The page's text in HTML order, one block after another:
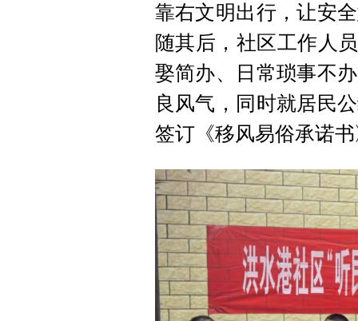
靠右文明出行，让安
随其后，社区工作人
娶简办、日常琐事不
良风气，同时就居民
签订《移风易俗承诺